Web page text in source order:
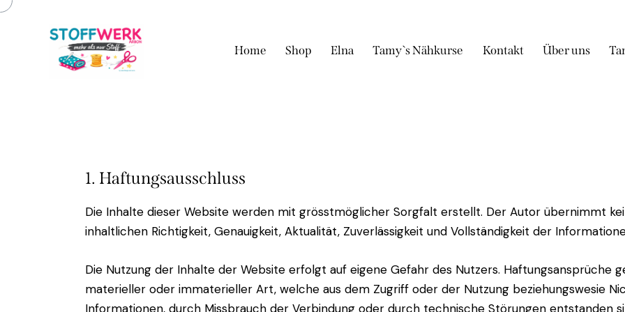
Home Shop Elna Tamy`s Nähkurse Kontakt Über uns
1. Haftungsausschluss
Die Inhalte dieser Website werden mit grösstmöglicher Sorgfalt erstellt. Der Autor übernimmt
inhaltlichen Richtigkeit, Genauigkeit, Aktualität, Zuverlässigkeit und Vollständigkeit der
Die Nutzung der Inhalte der Website erfolgt auf eigene Gefahr des Nutzers. Haftungsansprüche
materieller oder immaterieller Art, welche aus dem Zugriff oder der Nutzung beziehungswesie
Informationen, durch Missbrauch der Verbindung oder durch technische Störungen entstanden